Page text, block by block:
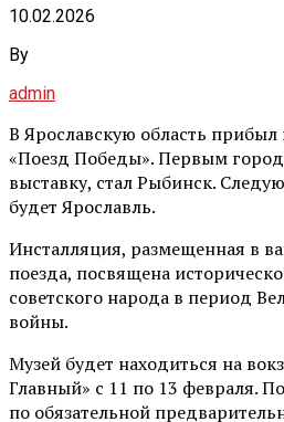
10.02.2026
By
admin
В Ярославскую область
«Поезд Победы». Первым
выставку, стал Рыбинск.
будет Ярославль.
Инсталляция, размещенная в
поезда, посвящена
советского народа в период
войны.
Музей будет находиться на
Главный» с 11 по 13 февраля.
по обязательной